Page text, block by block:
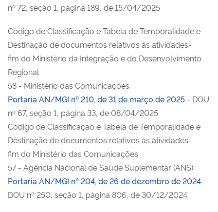
nº 72, seção 1, página 189, de 15/04/2025
Código de Classificação e Tabela de Temporalidade e
Destinação de documentos relativos às atividades-
fim do Ministério da Integração e do Desenvolvimento
Regional
58 - Ministério das Comunicações
Portaria AN/MGI nº 210, de 31 de março de 2025 - DOU
nº 67, seção 1, página 33, de 08/04/2025
Código de Classificação e Tabela de Temporalidade e
Destinação de documentos relativos às atividades-
fim do Ministério das Comunicações
57 - Agência Nacional de Saúde Suplementar (ANS)
Portaria AN/MGI nº 204, de 26 de dezembro de 2024 -
DOU nº 250, seção 1, página 806, de 30/12/2024